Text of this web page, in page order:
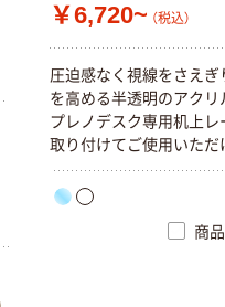
￥6,720~ （税込）
圧迫感なく視線をさえぎ
を高める半透明のアクリ
プレノデスク専用机上レ
取り付けてご使用いただ
商